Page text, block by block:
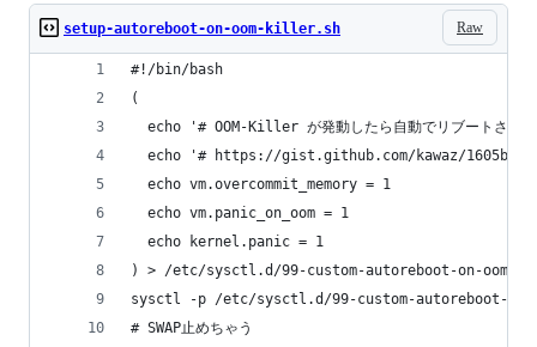
Raw
setup-autoreboot-on-oom-killer.sh
#!/bin/bash
(
echo '# OOM-Killer が発動したら自動でリブートさせる
echo '# https://gist.github.com/kawaz/
  echo vm.overcommit_memory = 1
  echo vm.panic_on_oom = 1
  echo kernel.panic = 1
) > /etc/sysctl.d/99-custom-autoreboot-on-oom-
sysctl -p /etc/sysctl.d/99-custom-autoreboot-
# SWAP止めちゃう